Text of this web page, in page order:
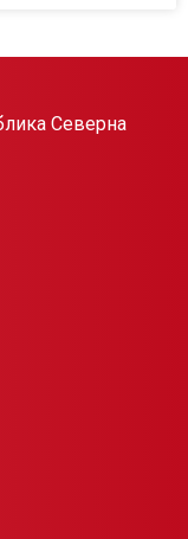
Северна